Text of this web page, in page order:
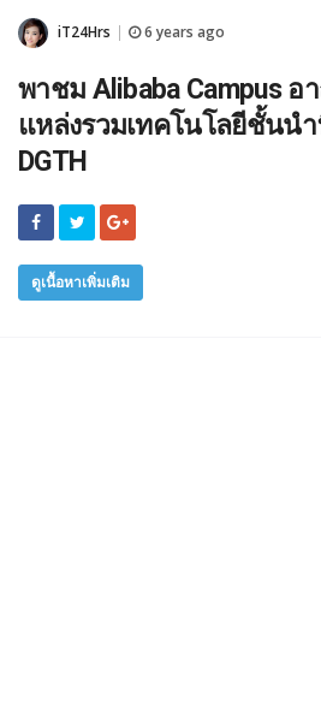
iT24Hrs 6 years ago
พาชม Alibaba Campus
แหล่งรวมเทคโนโลยีชั้นนำ
DGTH
ดูเนื้อหาเพิ่มเติม